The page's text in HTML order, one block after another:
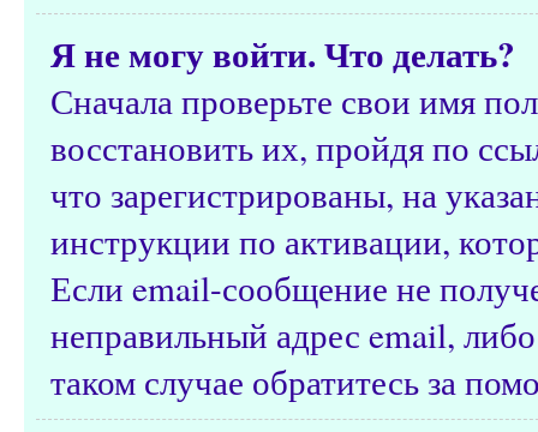
Я не могу войти. Что делать?
Сначала проверьте свои имя
восстановить их, пройдя по
что зарегистрированы, на
инструкции по активации,
Если email-сообщение не
неправильный адрес email,
таком случае обратитесь за